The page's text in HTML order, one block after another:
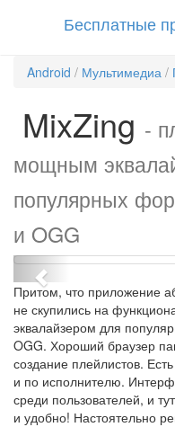
Бесплатные
Android / Мультимедиа /
MixZing -
мощным
популярных
и OGG
Previous
Притом, что приложение
не скупились на
эквалайзером для
OGG. Хороший браузер
создание плейлистов.
и по исполнителю.
среди пользователей, и
и удобно! Настоятельно